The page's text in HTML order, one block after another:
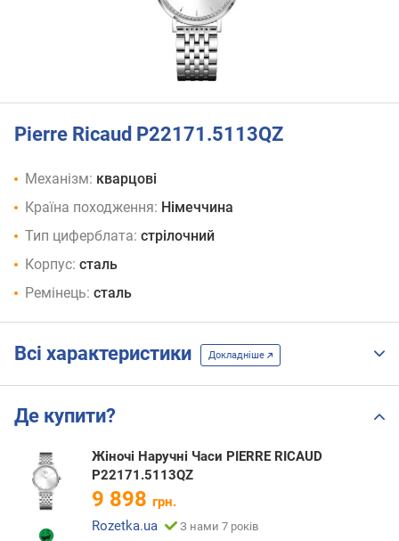
Pierre Ricaud P22171.5113QZ
Механізм: кварцові
Країна походження: Німеччина
Тип циферблата: стрілочний
Корпус: сталь
Ремінець: сталь
Всі характеристики Докладніше
Де купити?
Жіночі Наручні Часи PIERRE RICAUD
P22171.5113QZ
9 898 грн.
Rozetka.ua
З нами 7 років